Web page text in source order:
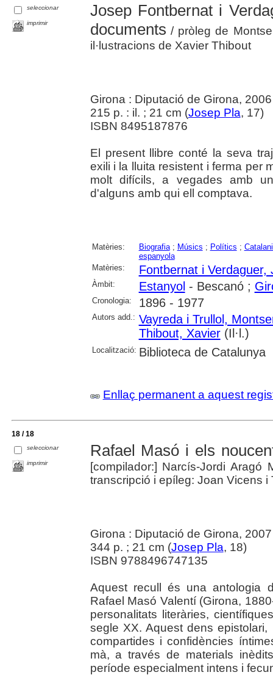
seleccionar
imprimir
Josep Fontbernat i
documents / pròleg de
il·lustracions de Xavier Thibout
Girona : Diputació de Girona, 2006
215 p. : il. ; 21 cm (Josep Pla, 17)
ISBN 8495187876
El present llibre conté la seva
exili i la lluita resistent i ferma per
molt difícils, a vegades amb
d'alguns amb qui ell comptava.
Matèries: Biografia; Músics ; Polítics ;
espanyola
Matèries:
Fontbernat i Verdaguer,
Àmbit: Estanyol - Bescanó ;
Cronologia: 1896 - 1977
Autors add.: Vayreda i Trullol,
Thibout, Xavier(Il·l.)
Localització: Biblioteca de Catalunya
Enllaç permanent a aquest
18 / 18
seleccionar
imprimir
Rafael Masó i els
[compilador:] Narcís-Jordi
transcripció i epíleg: Joan Vicens i
Girona : Diputació de Girona, 2007
344 p. ; 21 cm (Josep Pla, 18)
ISBN 9788496747135
Aquest recull és una antologia
Rafael Masó Valentí (Girona,
personalitats literàries,
segle XX. Aquest dens
compartides i confidències
mà, a través de materials
període especialment intens i